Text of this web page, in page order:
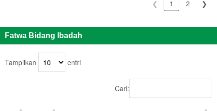
❮ 1 2 ❯
Fatwa Bidang Ibadah
Tampilkan entri
Cari: